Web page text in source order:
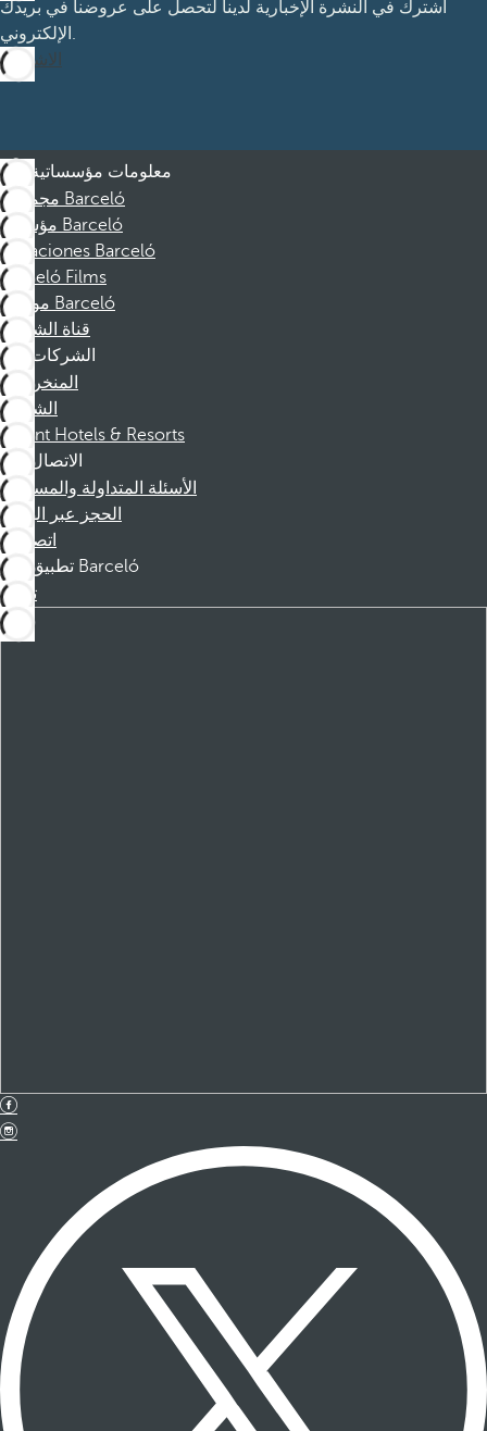
اشترك في النشرة الإخبارية لدينا لتحصل على عروضنا في بريدك
الإلكتروني.
الاشتراك
معلومات مؤسساتية
مجموعة Barceló
مؤسسة Barceló
Vacaciones Barceló
Barceló Films
موظفو Barceló
قناة الشكوى
الشركات
المنخرطين
الشركاء
Dorint Hotels & Resorts
الاتصال
الأسئلة المتداولة والمساعدة
الحجز عبر الهاتف
اتصل بنا
تطبيق Barceló
تنزيل